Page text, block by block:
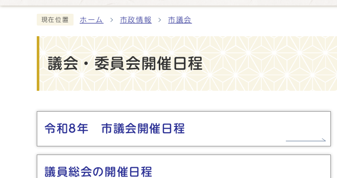
現在位置 ホーム 市政情報 市議会
議会・委員会開催日程
令和8年 市議会開催日程
議員総会の開催日程